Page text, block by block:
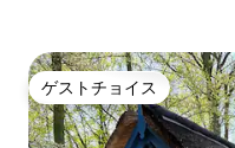
ゲストチョイス
ゲストチョイス